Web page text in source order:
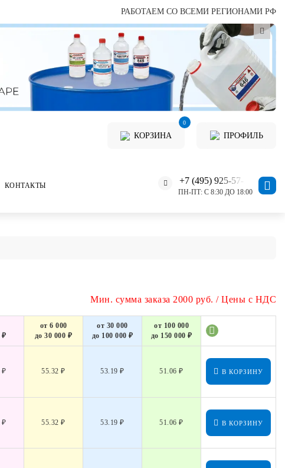
РАБОТАЕМ СО ВСЕМИ РЕГИОНАМИ РФ
КОРЗИНА
0
ПРОФИЛЬ
КОНТАКТЫ +7 (495) 925-57-11
ПН-ПТ: С 8:30 ДО 18:00
Мин. сумма заказа 2000 руб. / Цены с НДС
₽
от 6 000
до 30 000 ₽
от 30 000
до 100 000 ₽
от 100 000
до 150 000 ₽
₽ 55.32 ₽ 53.19 ₽ 51.06 ₽ В КОРЗИНУ
₽ 55.32 ₽ 53.19 ₽ 51.06 ₽ В КОРЗИНУ